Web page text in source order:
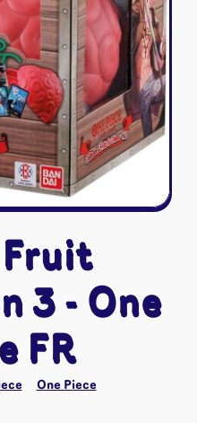
jeu
3 - One
FR
One Piece